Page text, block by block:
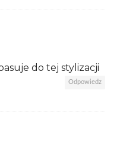
do tej stylizacji
Odpowiedz